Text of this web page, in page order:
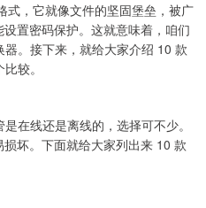
式，它就像文件的坚固堡垒，被广
置密码保护。这就意味着，咱们
。接下来，就给大家介绍 10 款
较。
在线还是离线的，选择可不少。
坏。下面就给大家列出来 10 款